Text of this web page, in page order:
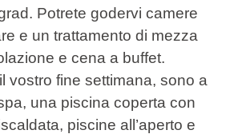
. Potrete godervi camere
e un trattamento di mezza
e cena a buffet.
vostro fine settimana, sono a
una piscina coperta con
piscine all’aperto e